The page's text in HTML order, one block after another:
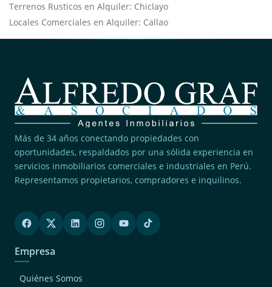
Terrenos Rusticos en Alquiler: Chiclayo
Locales Comerciales en Alquiler: Callao
Más de 34 años conectando propiedades con
oportunidades, respaldados por una sólida experiencia en
servicios inmobiliarios comerciales e industriales en Perú.
Representamos propietarios, compradores e inquilinos.
Empresa
Quiénes Somos